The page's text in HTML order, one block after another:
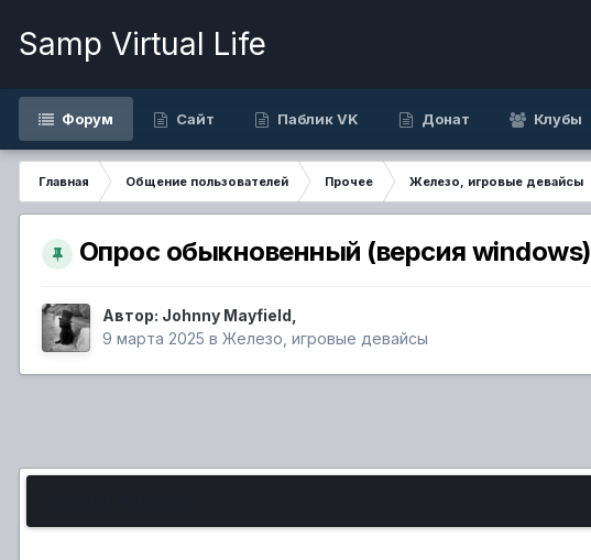
Samp Virtual Life
Форум Сайт Паблик VK Донат Клубы
Главная Общение пользователей Прочее Железо, игровые девайсы
Опрос обыкновенный (версия windows)
Автор: Johnny Mayfield
9 марта 2025 в Железо, игровые девайсы